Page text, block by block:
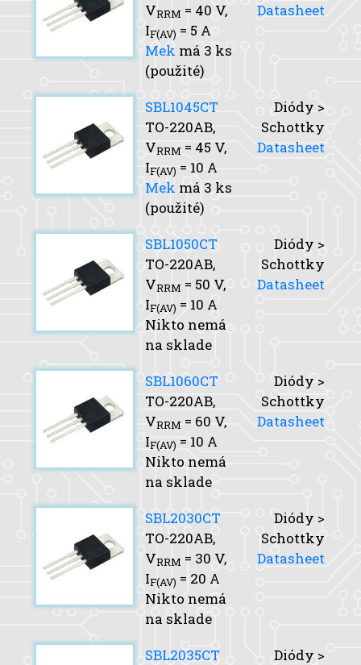
VRRM = 40 V,
IF(AV) = 5 A
Mek má 3 ks
(použité)
Datasheet
SBL1045CT
TO-220AB,
VRRM = 45 V,
IF(AV) = 10 A
Mek má 3 ks
(použité)
Diódy >
Schottky
Datasheet
SBL1050CT
TO-220AB,
VRRM = 50 V,
IF(AV) = 10 A
Nikto nemá
na sklade
Diódy >
Schottky
Datasheet
SBL1060CT
TO-220AB,
VRRM = 60 V,
IF(AV) = 10 A
Nikto nemá
na sklade
Diódy >
Schottky
Datasheet
SBL2030CT
TO-220AB,
VRRM = 30 V,
IF(AV) = 20 A
Nikto nemá
na sklade
Diódy >
Schottky
Datasheet
SBL2035CT
Diódy >